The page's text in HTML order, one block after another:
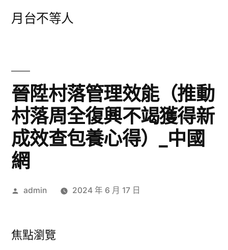
月台不等人
晉陞村落管理效能（推動
村落周全復興不竭獲得新
成效查包養心得）_中國
網
作
admin 2024 年 6 月 17 日
焦點瀏覽